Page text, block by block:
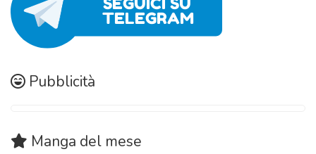
Pubblicità
Manga del mese